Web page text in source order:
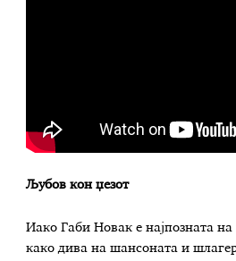
Љубов кон џезот
Иако Габи Новак е најпозната
како дива на шансоната и